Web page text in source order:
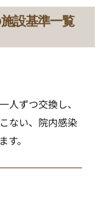
設基準一覧
人ずつ交換し、
ない、院内感染
。